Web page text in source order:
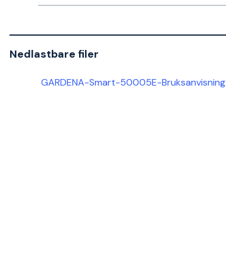
Nedlastbare filer
GARDENA-Smart-50005E-Bruksanvisning